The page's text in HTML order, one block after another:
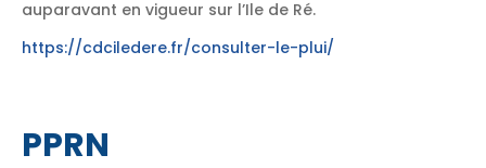
auparavant en vigueur sur l’Ile de Ré.
https://cdciledere.fr/consulter-le-plui/
PPRN